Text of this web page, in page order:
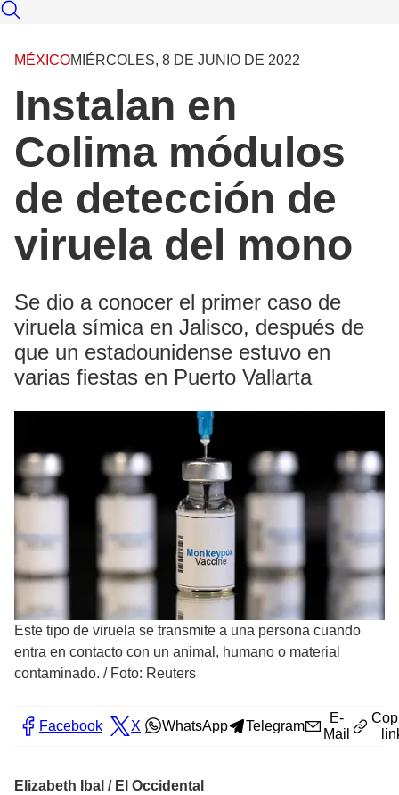
MÉXICOMIÉRCOLES, 8 DE JUNIO DE 2022
Instalan en
Colima módulos
de detección de
viruela del mono
Se dio a conocer el primer caso de
viruela símica en Jalisco, después de
que un estadounidense estuvo en
varias fiestas en Puerto Vallarta
Este tipo de viruela se transmite a una persona cuando
entra en contacto con un animal, humano o material
contaminado. / Foto: Reuters
Facebook X WhatsApp Telegram
E-
Mail
Elizabeth Ibal / El Occidental